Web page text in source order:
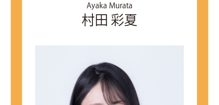
Ayaka Murata
村田 彩夏